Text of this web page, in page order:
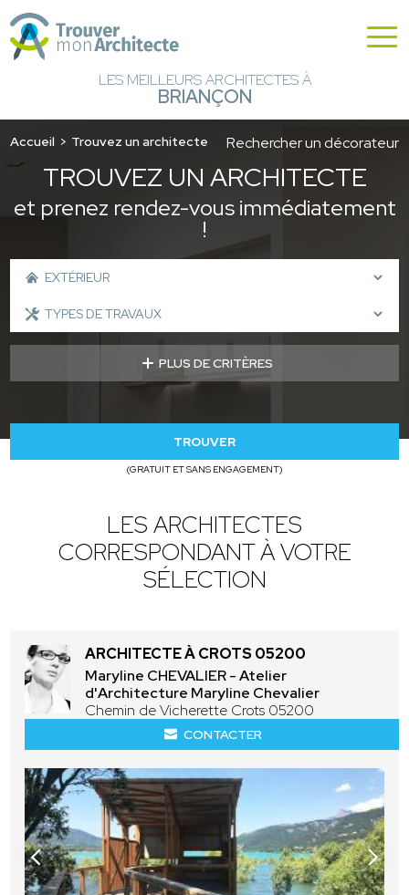
LES MEILLEURS ARCHITECTES À
BRIANÇON
Accueil Trouvez un architecte Rechercher un décorateur
TROUVEZ UN ARCHITECTE
et prenez rendez-vous immédiatement
!
PLUS DE CRITÈRES
TROUVER
(GRATUIT ET SANS ENGAGEMENT)
LES ARCHITECTES
CORRESPONDANT À VOTRE
SÉLECTION
ARCHITECTE À CROTS 05200
Maryline CHEVALIER - Atelier
d'Architecture Maryline Chevalier
Chemin de Vicherette Crots 05200
CONTACTER